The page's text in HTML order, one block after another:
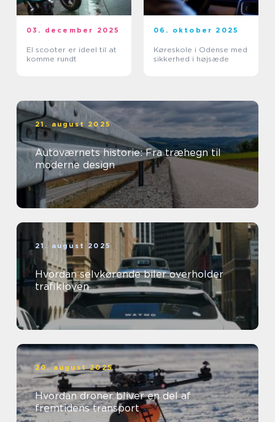
03. december 2025
El scooter er ideel til at
komme rundt
06. oktober 2025
Køreskole i Odense med
sikkerhed i højsæde
21. august 2025
Autoværnets historie: Fra træhegn til
moderne design
21. august 2025
Hvordan selvkørende biler overholder
trafikloven
20. august 2025
Hvordan droner bliver en del af
fremtidens transport